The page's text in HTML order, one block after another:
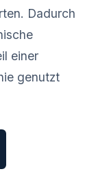
Dadurch
einer
genutzt